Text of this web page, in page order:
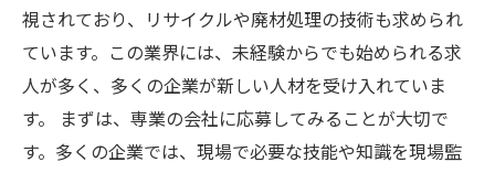
視されており、リサイクルや廃材処理の技術も求められ
ています。この業界には、未経験からでも始められる求
人が多く、多くの企業が新しい人材を受け入れていま
す。 まずは、専業の会社に応募してみることが大切で
す。多くの企業では、現場で必要な技能や知識を現場監